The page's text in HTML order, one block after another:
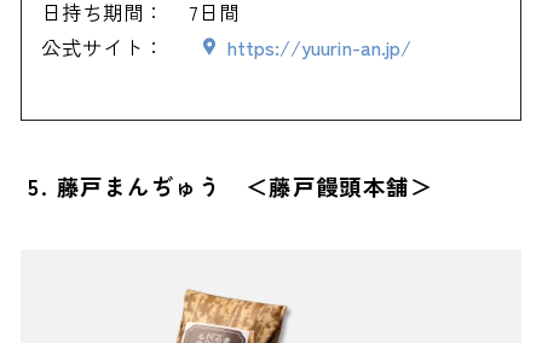
日持ち期間：
7日間
公式サイト：
https://yuurin-an.jp/
5. 藤戸まんぢゅう ＜藤戸饅頭本舗＞